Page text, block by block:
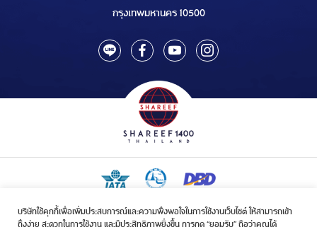
บริษัทใช้คุกกี้เพื่อเพิ่มประสบการณ์และความพึงพอใจในการใช้งานเว็บไซต์ ให้สามารถเข้า
ถึงง่าย สะดวกในการใช้งาน และมีประสิทธิภาพยิ่งขึ้น การกด “ยอมรับ” ถือว่าคุณได้
กรุงเทพมหานคร 10500
ใบอนุญาตเป็นผู้ประกอบกิจการรับจัดบริการขนส่งในกิจการฮัจย์เลขที่ 1/2568